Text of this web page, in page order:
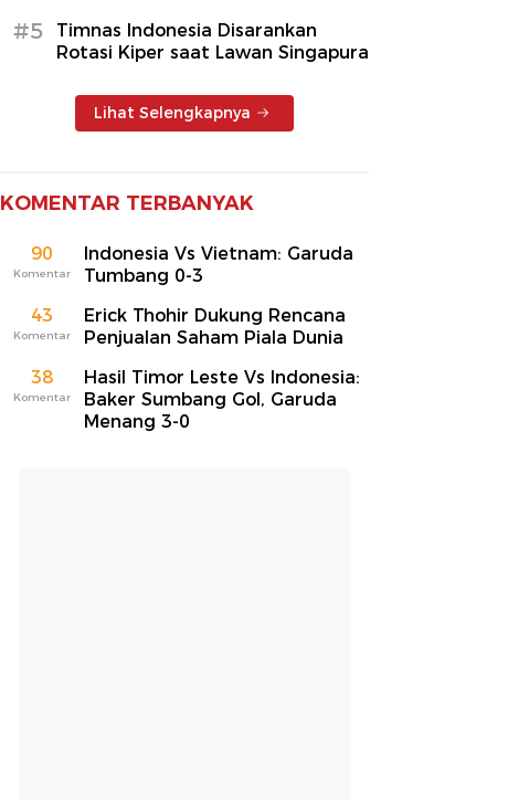
#5
Timnas Indonesia Disarankan
Rotasi Kiper saat Lawan Singapura
Lihat Selengkapnya
KOMENTAR TERBANYAK
90
Komentar
Indonesia Vs Vietnam: Garuda
Tumbang 0-3
43
Komentar
Erick Thohir Dukung Rencana
Penjualan Saham Piala Dunia
38
Komentar
Hasil Timor Leste Vs Indonesia:
Baker Sumbang Gol, Garuda
Menang 3-0